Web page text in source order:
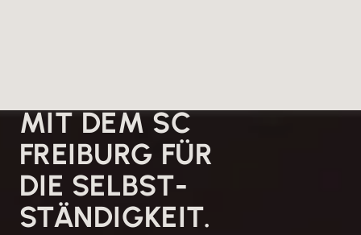
MIT DEM SC
FREIBURG FÜR
DIE SELBST­
STÄNDIGKEIT.